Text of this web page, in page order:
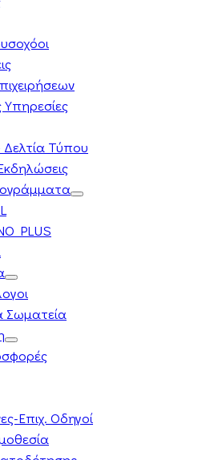
Υπηρεσίες
Δελτία Τύπου
PLUS
Σωματεία
Επιχ. Οδηγοί